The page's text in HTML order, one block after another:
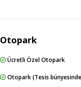
Otopark
Ücretli Özel Otopark
Otopark (Tesis